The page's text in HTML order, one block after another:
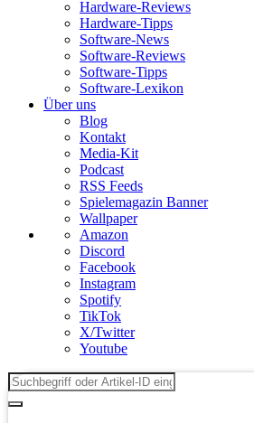
Hardware-Reviews
Hardware-Tipps
Software-News
Software-Reviews
Software-Tipps
Software-Lexikon
Über uns
Blog
Kontakt
Media-Kit
Podcast
RSS Feeds
Spielemagazin Banner
Wallpaper
Amazon
Discord
Facebook
Instagram
Spotify
TikTok
X/Twitter
Youtube